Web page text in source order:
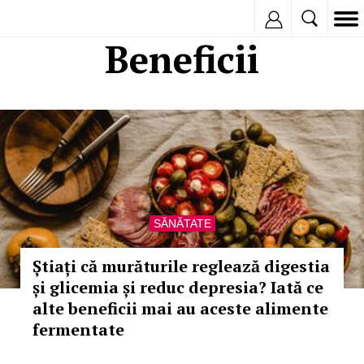
Beneficii
SĂNĂTATE
Știați că murăturile reglează digestia
și glicemia și reduc depresia? Iată ce
alte beneficii mai au aceste alimente
fermentate